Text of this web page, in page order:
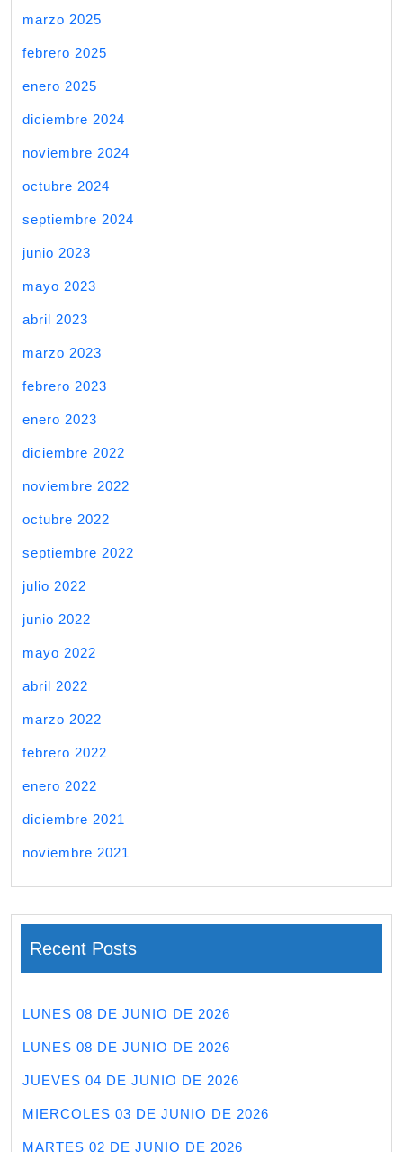
marzo 2025
febrero 2025
enero 2025
diciembre 2024
noviembre 2024
octubre 2024
septiembre 2024
junio 2023
mayo 2023
abril 2023
marzo 2023
febrero 2023
enero 2023
diciembre 2022
noviembre 2022
octubre 2022
septiembre 2022
julio 2022
junio 2022
mayo 2022
abril 2022
marzo 2022
febrero 2022
enero 2022
diciembre 2021
noviembre 2021
Recent Posts
LUNES 08 DE JUNIO DE 2026
LUNES 08 DE JUNIO DE 2026
JUEVES 04 DE JUNIO DE 2026
MIERCOLES 03 DE JUNIO DE 2026
MARTES 02 DE JUNIO DE 2026